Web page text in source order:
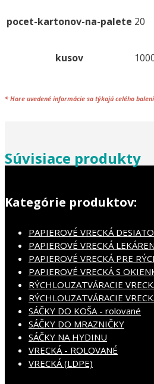
pocet-kartonov-na-palete 20
kusov
* Hore uvedené informácie sa týkajú celého
Súvisiace produkty
Kategórie produktov:
PAPIEROVÉ VRECKÁ
PAPIEROVÉ VRECKÁ
PAPIEROVÉ VRECKÁ PRE
PAPIEROVÉ VRECKÁ S
RÝCHLOUZATVÁRACIE
RÝCHLOUZATVÁRACIE
SÁČKY DO KOŠA - rolované
SÁČKY DO MRAZNIČKY
SÁČKY NA HYDINU
VRECKÁ - ROLOVANÉ
VRECKÁ (LDPE)